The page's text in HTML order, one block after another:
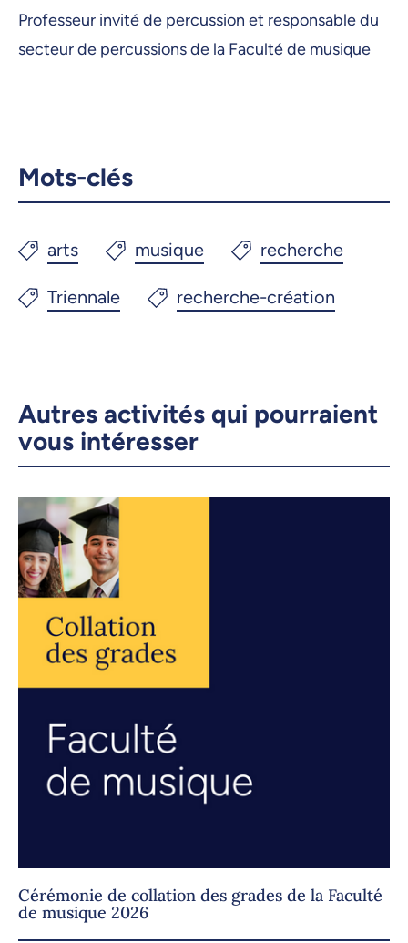
Professeur invité de percussion et responsable du
secteur de percussions de la Faculté de musique
Mots-clés
Autres activités qui pourraient
vous intéresser
Cérémonie de collation des grades de la Faculté
de musique 2026